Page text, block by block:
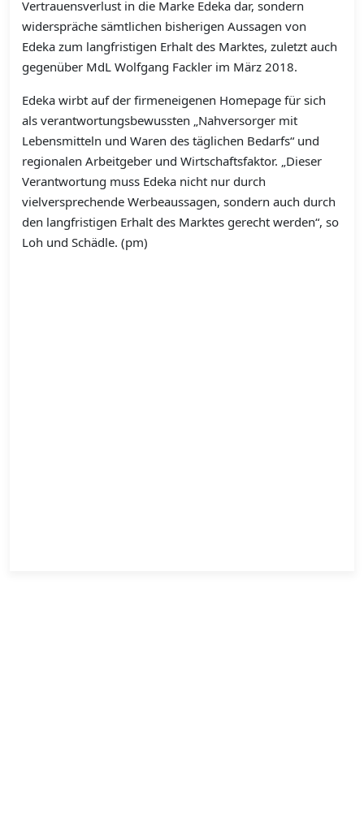
Vertrauensverlust in die Marke Edeka dar, sondern
widerspräche sämtlichen bisherigen Aussagen von
Edeka zum langfristigen Erhalt des Marktes, zuletzt auch
gegenüber MdL Wolfgang Fackler im März 2018.
Edeka wirbt auf der firmeneigenen Homepage für sich
als verantwortungsbewussten „Nahversorger mit
Lebensmitteln und Waren des täglichen Bedarfs“ und
regionalen Arbeitgeber und Wirtschaftsfaktor. „Dieser
Verantwortung muss Edeka nicht nur durch
vielversprechende Werbeaussagen, sondern auch durch
den langfristigen Erhalt des Marktes gerecht werden“, so
Loh und Schädle. (pm)